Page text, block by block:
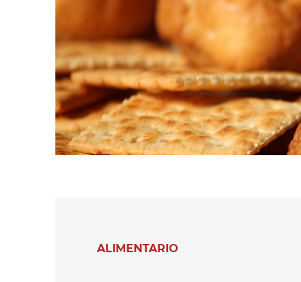
cintas de
hilo/mechas e hilos
en madejas
Secadores de
tejidos
Secadores para
medias y leotardos
látex y otras
espumas de
polímeros
Secadores de
fieltros y otros
textiles no
Otras
ALIMENTARIO